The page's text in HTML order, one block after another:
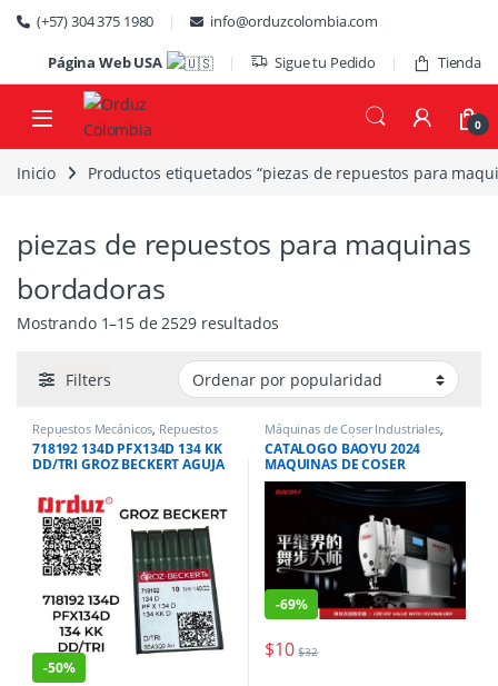
Skip to navigation
Skip to content
(+57) 304 375 1980 info@orduzcolombia.com
Página Web USA Sigue tu Pedido Tienda
0
Inicio Productos etiquetados “piezas de repuestos para
piezas de repuestos para maquinas
bordadoras
Mostrando 1–15 de 2529 resultadosOrdenado por popularidad
Filters
Repuestos Mecánicos, Repuestos
Mecánicos / Accesorios de Costura
Repuestos para Máquinas
Industriales
718192 134D PFX134D 134 KK
DD/TRI GROZ BECKERT AGUJA
-50%
Máquinas de Coser Industriales,
Repuestos Mecánicos
CATALOGO BAOYU 2024
MAQUINAS DE COSER
-69%
$10 $32